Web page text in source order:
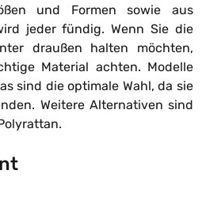
und Formen sowie aus
jeder fündig. Wenn Sie die
draußen halten möchten,
Material achten. Modelle
sind die optimale Wahl, da sie
Weitere Alternativen sind